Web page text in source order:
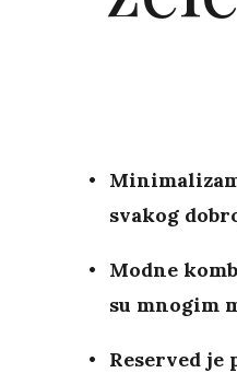
svakog
Modne
su mnogim
Reserved je